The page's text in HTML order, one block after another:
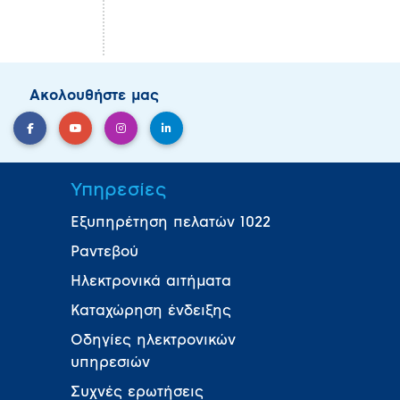
Ακολουθήστε μας
Υπηρεσίες
Εξυπηρέτηση πελατών 1022
Ραντεβού
Ηλεκτρονικά αιτήματα
Καταχώρηση ένδειξης
Οδηγίες ηλεκτρονικών
υπηρεσιών
Συχνές ερωτήσεις